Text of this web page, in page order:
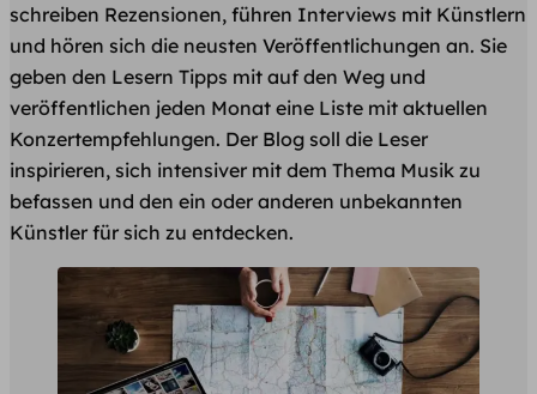
schreiben Rezensionen, führen Interviews mit Künstlern
und hören sich die neusten Veröffentlichungen an. Sie
geben den Lesern Tipps mit auf den Weg und
veröffentlichen jeden Monat eine Liste mit aktuellen
Konzertempfehlungen. Der Blog soll die Leser
inspirieren, sich intensiver mit dem Thema Musik zu
befassen und den ein oder anderen unbekannten
Künstler für sich zu entdecken.